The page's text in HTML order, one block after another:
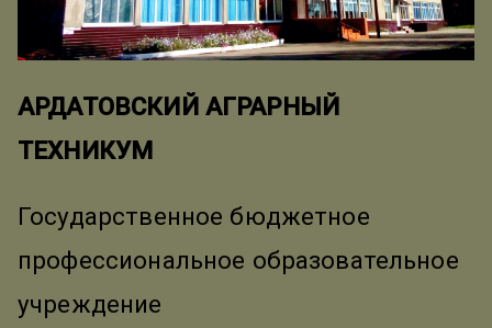
АРДАТОВСКИЙ АГРАРНЫЙ
ТЕХНИКУМ
Государственное бюджетное
профессиональное образовательное
учреждение